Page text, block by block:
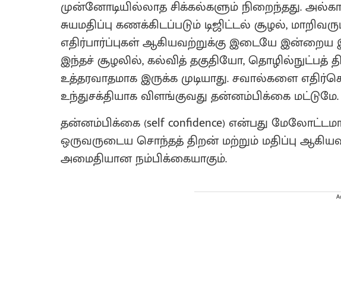
முன்னோடியில்லாத சிக்கல்களும் நிறைந்தது.
சுயமதிப்பு கணக்கிடப்படும் டிஜிட்டல் சூழல்,
எதிர்பார்ப்புகள் ஆகியவற்றுக்கு இடையே
இந்தச் சூழலில், கல்வித் தகுதியோ, தொழில்நுட்பத்
உத்தரவாதமாக இருக்க முடியாது. சவால்களை
உந்துசக்தியாக விளங்குவது தன்னம்பிக்கை மட்டுமே.
தன்னம்பிக்கை (self confidence) என்பது
ஒருவருடைய சொந்தத் திறன் மற்றும் மதிப்பு
அமைதியான நம்பிக்கையாகும்.